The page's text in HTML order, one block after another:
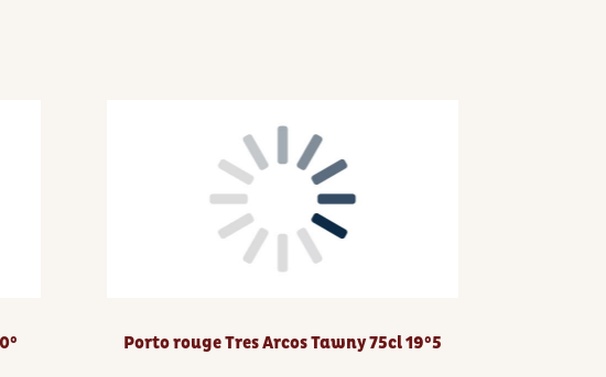
Porto rouge Tres Arcos Tawny 75cl 19°5